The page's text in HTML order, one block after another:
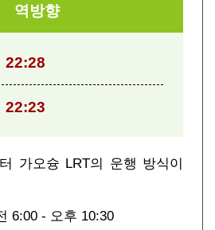
역방향
22:28
22:23
가오슝 LRT의 운행 방식이
6:00 - 오후 10:30